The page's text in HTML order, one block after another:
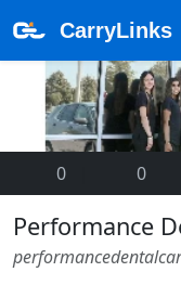
CarryLinks
0 0
Performance